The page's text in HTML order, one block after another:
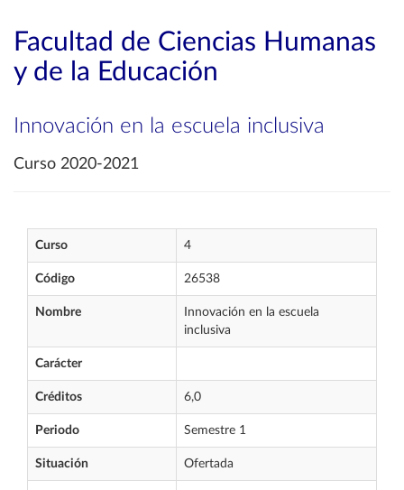
Facultad de Ciencias Humanas
y de la Educación
Innovación en la escuela inclusiva
Curso 2020-2021
Curso 4
Código 26538
Nombre
Innovación en la escuela
inclusiva
Carácter
Créditos 6,0
Periodo Semestre 1
Situación Ofertada